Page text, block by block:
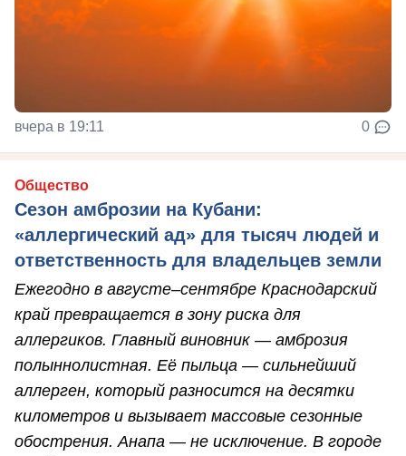
вчера в 19:11 0
Общество
Сезон амброзии на Кубани:
«аллергический ад» для тысяч людей и
ответственность для владельцев земли
Ежегодно в августе–сентябре Краснодарский
край превращается в зону риска для
аллергиков. Главный виновник — амброзия
полыннолистная. Её пыльца — сильнейший
аллерген, который разносится на десятки
километров и вызывает массовые сезонные
обострения. Анапа — не исключение. В городе